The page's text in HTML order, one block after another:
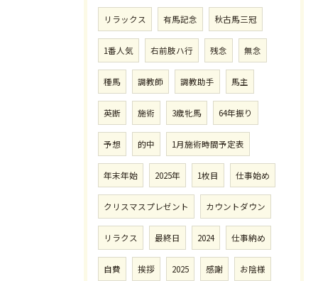
リラックス 有馬記念 秋古馬三冠
1番人気 右前肢ハ行 残念 無念
種馬 調教師 調教助手 馬主
英断 施術 3歳牝馬 64年振り
予想 的中 1月施術時間予定表
年末年始 2025年 1枚目 仕事始め
クリスマスプレゼント カウントダウン
リラクス 最終日 2024 仕事納め
自費 挨拶 2025 感謝 お陰様